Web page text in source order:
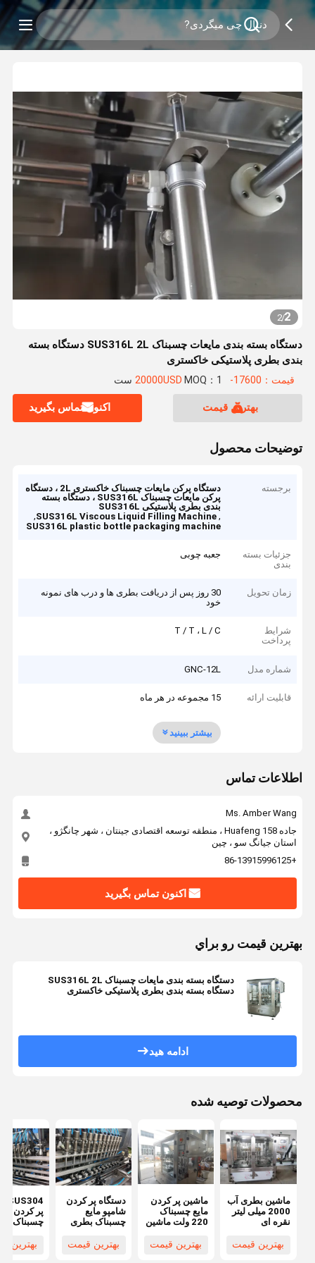
2
/
2
دستگاه بسته بندی مایعات چسبناک SUS316L 2L دستگاه بسته
بندی بطری پلاستیکی خاکستری
قیمت：17600-20000USD MOQ：1 ست
بهترین قیمت اکنون تماس بگیرید
توضیحات محصول
برجسته
دستگاه پرکن مایعات چسبناک خاکستری 2L ، دستگاه
پرکن مایعات چسبناک SUS316L ، دستگاه بسته
بندی بطری پلاستیکی SUS316L
,
SUS316L Viscous Liquid Filling Machine
,
SUS316L plastic bottle packaging machine
جزئیات بسته
بندی
جعبه چوبی
زمان تحویل
30 روز پس از دریافت بطری ها و درب های نمونه
خود
شرایط
پرداخت
T / T ، L / C
شماره مدل GNC-12L
قابلیت ارائه 15 مجموعه در هر ماه
بیشتر ببینید
اطلاعات تماس
Ms. Amber Wang
جاده 158 Huafeng ، منطقه توسعه اقتصادی جینتان ، شهر چانگژو ،
استان جیانگ سو ، چین
+86-13915996125
اکنون تماس بگیرید
بهترين قيمت رو براي
دستگاه بسته بندی مایعات چسبناک SUS316L 2L
دستگاه بسته بندی بطری پلاستیکی خاکستری
ادامه هید
محصولات توصیه شده
ماشین بطری آب
2000 میلی لیتر
نقره ای
SUS316L
ماشین پر کردن
بهترین قیمت
ماشین پر کردن
مایع چسبناک
220 ولت ماشین
اتوماتیک 2000
میلی متری
بهترین قیمت
دستگاه پر کردن
شامپو مایع
چسبناک بطری
PLC نقره ای
خاکستری
بهترین قیمت
پر کردن
کردن
شامپو
بهترین